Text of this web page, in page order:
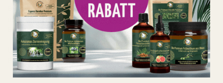
Buche hier deine kostenfreie Produktberatung mit
unserem Team:
Beratungstermin buchen
Unser Shop läuft auf 100 % Ökostrom aus erneuerbaren
Energien!